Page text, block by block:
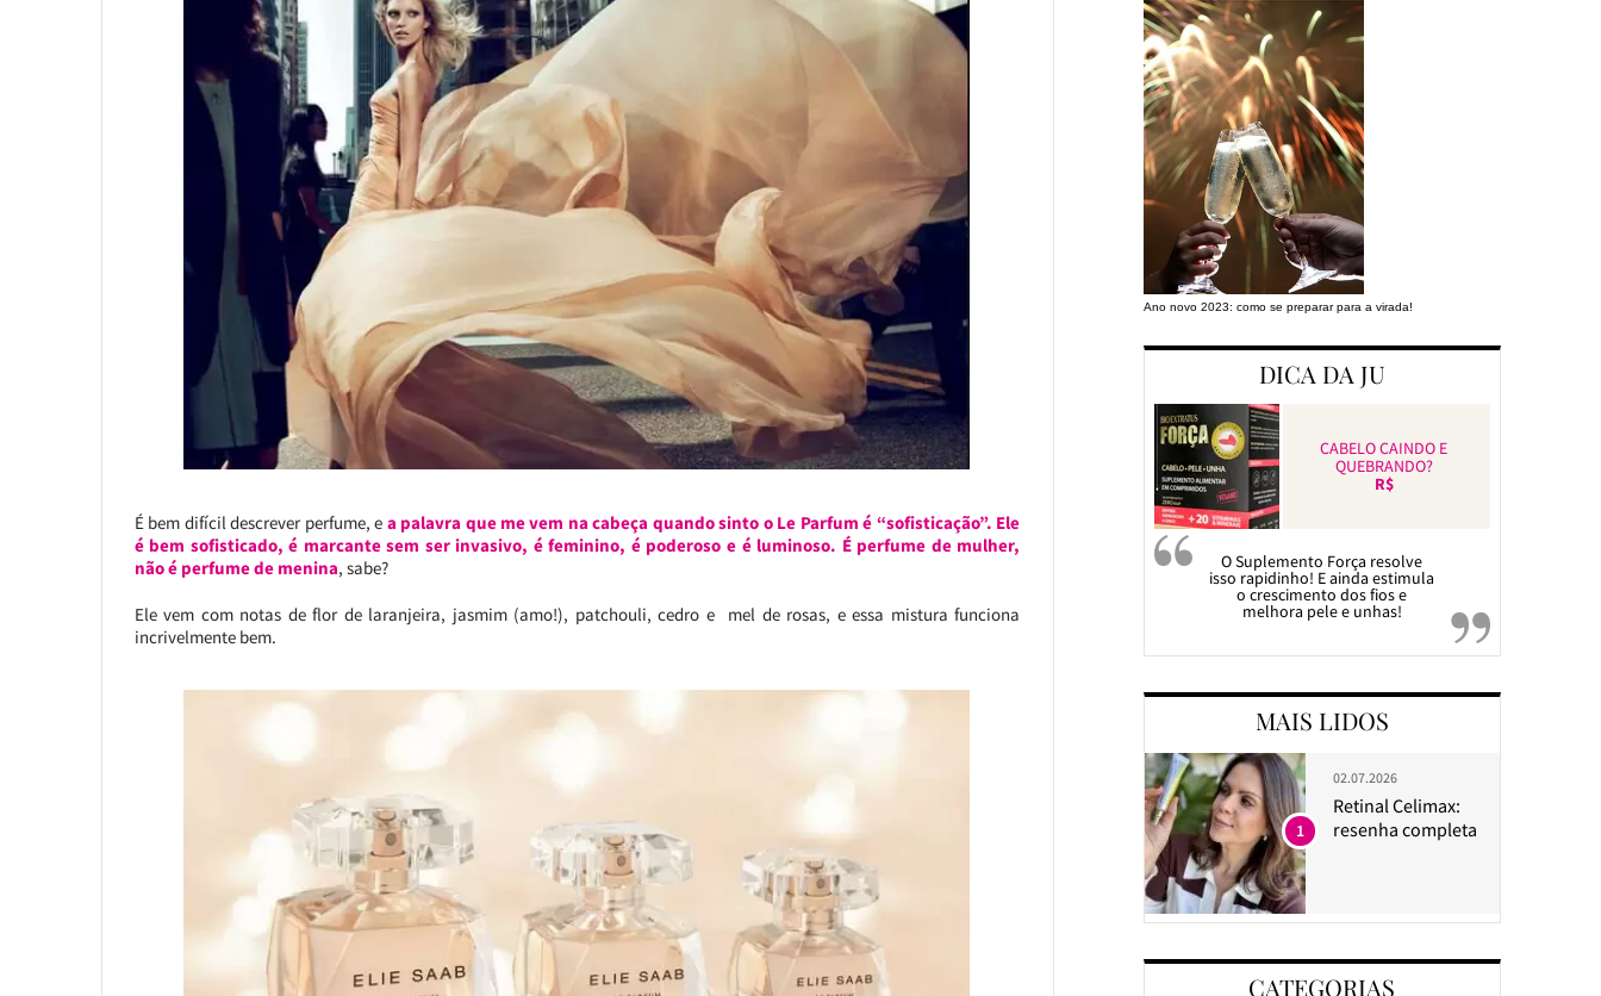
É bem difícil descrever perfume, e a palavra que me vem na cabeça quando sinto o Le Parfum é “sofisticação”. Ele
é bem sofisticado, é marcante sem ser invasivo, é feminino, é poderoso e é luminoso. É perfume de mulher,
não é perfume de menina, sabe?
Ele vem com notas de flor de laranjeira, jasmim (amo!), patchouli, cedro e mel de rosas, e essa mistura funciona
incrivelmente bem.
Ano novo 2023: como se preparar para a virada!
DICA DA JU
CABELO CAINDO E
QUEBRANDO?
R$
O Suplemento Força resolve
isso rapidinho! E ainda estimula
o crescimento dos fios e
melhora pele e unhas!
MAIS LIDOS
02.07.2026
Retinal Celimax:
resenha completa
1
CATEGORIAS